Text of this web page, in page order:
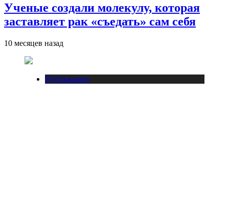
Ученые создали молекулу, которая
заставляет рак «съедать» сам себя
10 месяцев назад
Публикации